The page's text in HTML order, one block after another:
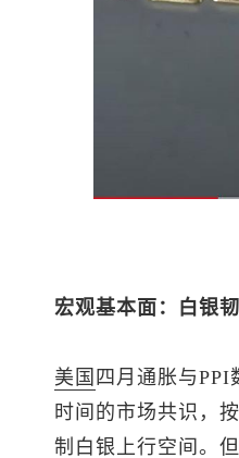
宏观基本面：白银
美国 四月通胀与
时间的市场共识，
制白银上行空间。